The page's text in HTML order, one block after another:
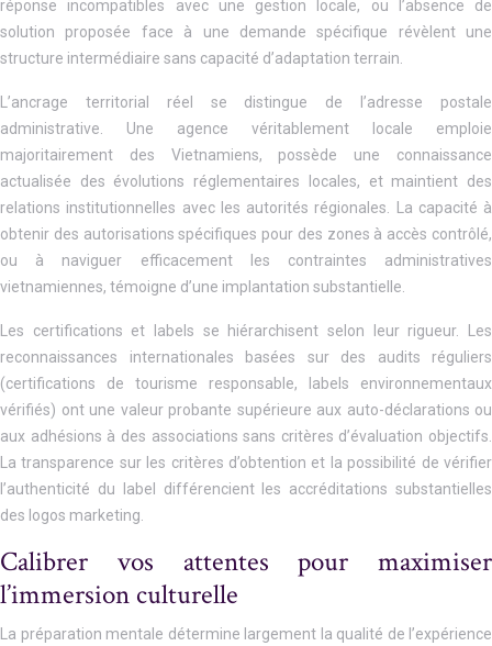
réponse incompatibles avec une gestion locale, ou l’absence de
solution proposée face à une demande spécifique révèlent une
structure intermédiaire sans capacité d’adaptation terrain.
L’ancrage territorial réel se distingue de l’adresse postale
administrative. Une agence véritablement locale emploie
majoritairement des Vietnamiens, possède une connaissance
actualisée des évolutions réglementaires locales, et maintient des
relations institutionnelles avec les autorités régionales. La capacité à
obtenir des autorisations spécifiques pour des zones à accès contrôlé,
ou à naviguer efficacement les contraintes administratives
vietnamiennes, témoigne d’une implantation substantielle.
Les certifications et labels se hiérarchisent selon leur rigueur. Les
reconnaissances internationales basées sur des audits réguliers
(certifications de tourisme responsable, labels environnementaux
vérifiés) ont une valeur probante supérieure aux auto-déclarations ou
aux adhésions à des associations sans critères d’évaluation objectifs.
La transparence sur les critères d’obtention et la possibilité de vérifier
l’authenticité du label différencient les accréditations substantielles
des logos marketing.
Calibrer vos attentes pour maximiser
l’immersion culturelle
La préparation mentale détermine largement la qualité de l’expérience